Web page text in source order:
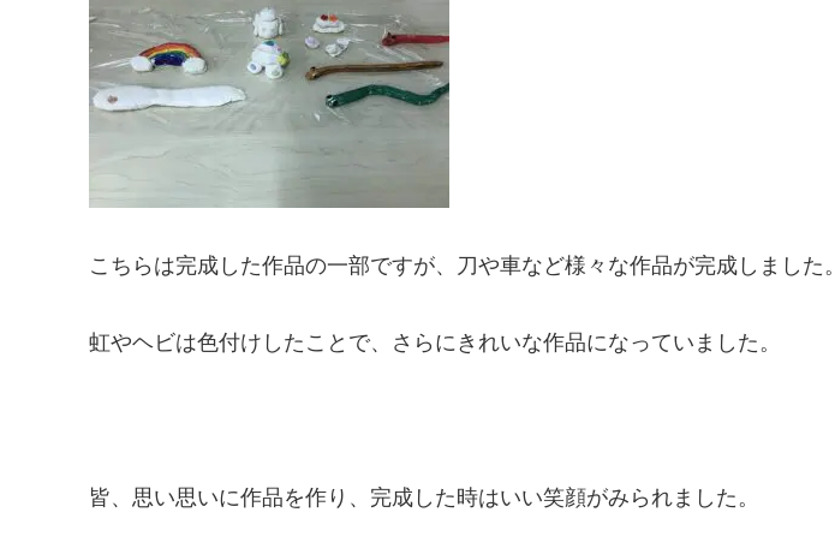
こちらは完成した作品の一部ですが、刀や車など様々な作品が完成しました。
虹やヘビは色付けしたことで、さらにきれいな作品になっていました。
皆、思い思いに作品を作り、完成した時はいい笑顔がみられました。